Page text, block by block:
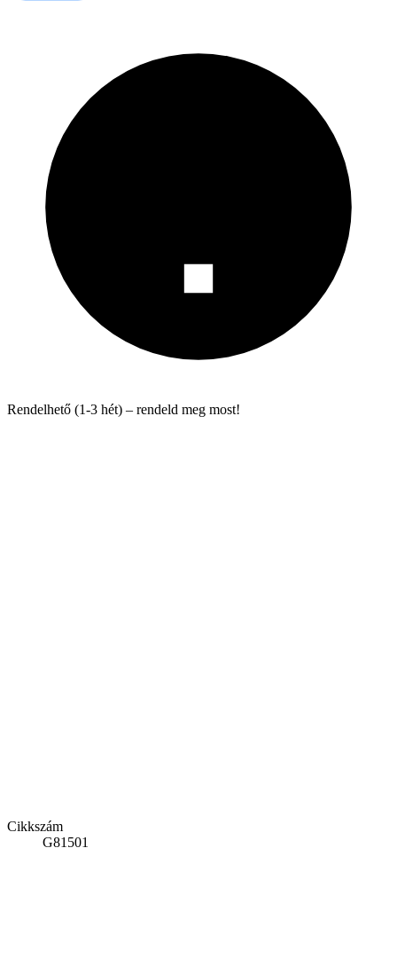
Rendelhető (1-3 hét) – rendeld meg most!
Cikkszám
G81501